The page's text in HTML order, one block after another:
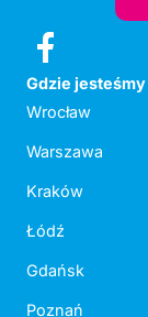
Gdzie jesteśmy
Wrocław
Warszawa
Kraków
Łódź
Gdańsk
Poznań